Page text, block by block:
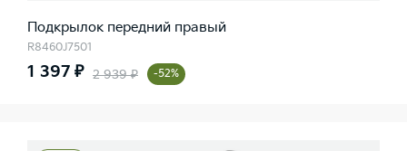
Подкрылок передний правый
R8460J7501
1 397 ₽ 2 939 ₽ -52%